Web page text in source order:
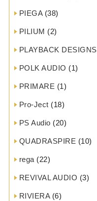
PIEGA(38)
PILIUM (2)
PLAYBACK DESIGNS
POLK AUDIO (1)
PRIMARE (1)
Pro-Ject (18)
PS Audio (20)
QUADRASPIRE (10)
rega(22)
REVIVAL AUDIO (3)
RIVIERA(6)